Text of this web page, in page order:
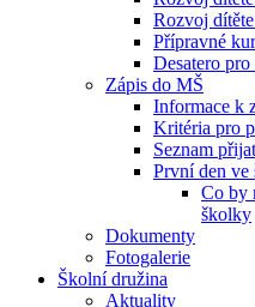
Rozvoj
Přípravné
Desatero
Zápis do MŠ
Informace k
Kritéria pro
Seznam
První den ve
Co by
školky
Dokumenty
Fotogalerie
Školní družina
Aktuality